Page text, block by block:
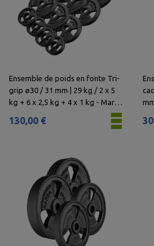
Ensemble de poids en fonte Tri-
grip ø30 / 31 mm | 29 kg / 2 x 5
kg + 6 x 2,5 kg + 4 x 1 kg - Marbo
130,00 €